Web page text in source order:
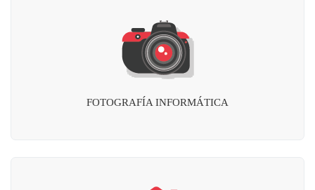
FOTOGRAFÍA INFORMÁTICA